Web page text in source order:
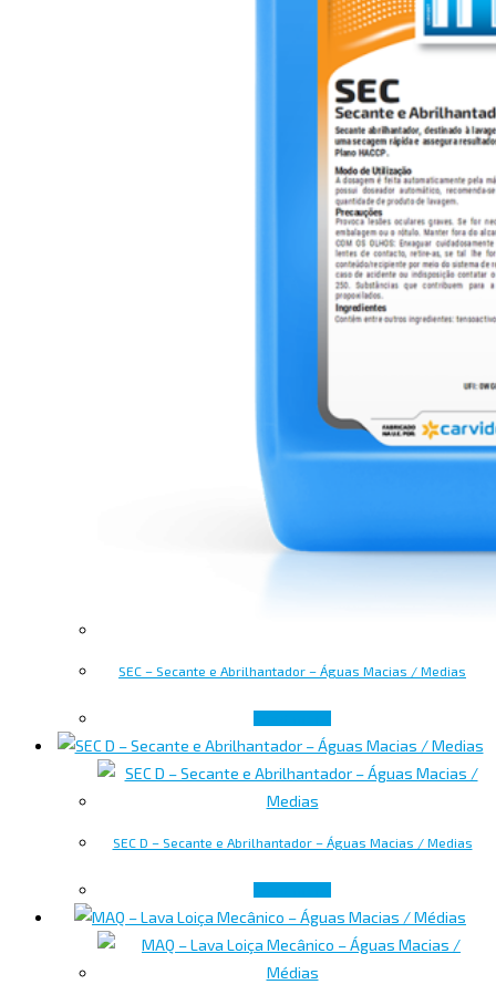
SEC – Secante e Abrilhantador – Águas Macias / Medias
SEC D – Secante e Abrilhantador – Águas Macias / Medias